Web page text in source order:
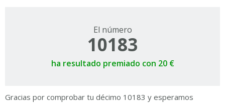
El número
10183
ha resultado premiado con 20 €
Gracias por comprobar tu décimo 10183 y esperamos